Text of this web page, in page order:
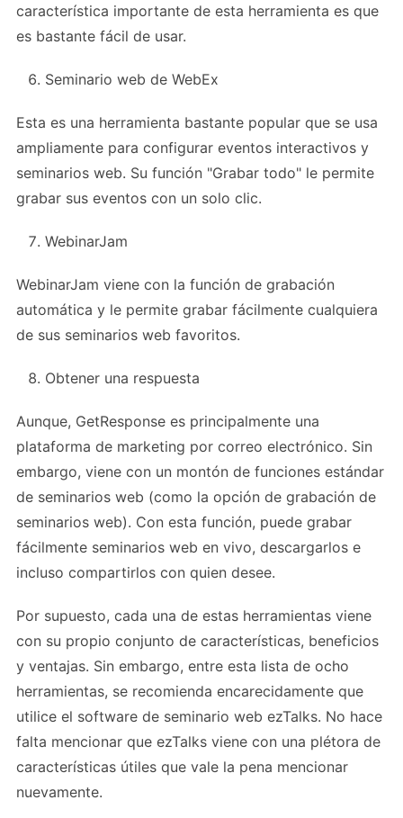
característica importante de esta herramienta es que
es bastante fácil de usar.
Seminario web de WebEx
Esta es una herramienta bastante popular que se usa
ampliamente para configurar eventos interactivos y
seminarios web. Su función "Grabar todo" le permite
grabar sus eventos con un solo clic.
WebinarJam
WebinarJam viene con la función de grabación
automática y le permite grabar fácilmente cualquiera
de sus seminarios web favoritos.
Obtener una respuesta
Aunque, GetResponse es principalmente una
plataforma de marketing por correo electrónico. Sin
embargo, viene con un montón de funciones estándar
de seminarios web (como la opción de grabación de
seminarios web). Con esta función, puede grabar
fácilmente seminarios web en vivo, descargarlos e
incluso compartirlos con quien desee.
Por supuesto, cada una de estas herramientas viene
con su propio conjunto de características, beneficios
y ventajas. Sin embargo, entre esta lista de ocho
herramientas, se recomienda encarecidamente que
utilice el software de seminario web ezTalks. No hace
falta mencionar que ezTalks viene con una plétora de
características útiles que vale la pena mencionar
nuevamente.